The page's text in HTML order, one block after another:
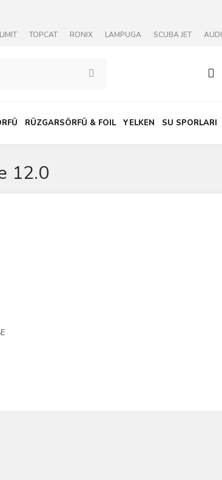
TOPCAT RONIX LAMPUGA SCUBA JET AUDI
RÜZGARSÖRFÜ & FOIL YELKEN SU SPORLARI
12.0